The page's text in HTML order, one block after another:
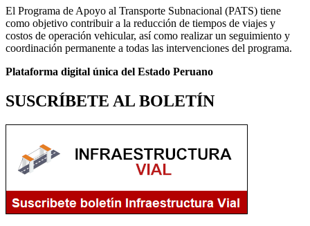
El Programa de Apoyo al Transporte Subnacional (PATS) tiene
como objetivo contribuir a la reducción de tiempos de viajes y
costos de operación vehicular, así como realizar un seguimiento y
coordinación permanente a todas las intervenciones del programa.
Plataforma digital única del Estado Peruano
SUSCRÍBETE AL BOLETÍN